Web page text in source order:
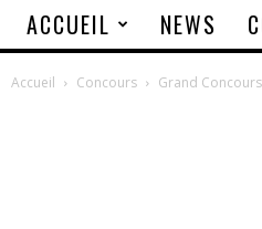
ACCUEIL NEWS
Accueil Concours Grand